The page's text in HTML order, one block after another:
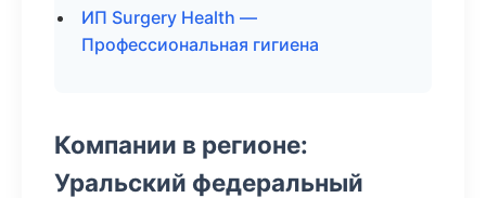
ИП Surgery Health —
Профессиональная гигиена
Компании в регионе:
Уральский федеральный